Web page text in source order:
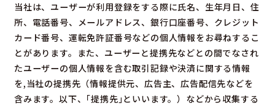
当社は、ユーザーが利用登録をする際に氏名、生年月日、住
所、電話番号、メールアドレス、銀行口座番号、クレジット
カード番号、運転免許証番号などの個人情報をお尋ねするこ
とがあります。また、ユーザーと提携先などとの間でなされ
たユーザーの個人情報を含む取引記録や決済に関する情報
を,当社の提携先（情報提供元、広告主、広告配信先などを
含みます。以下、｢提携先｣といいます。）などから収集する